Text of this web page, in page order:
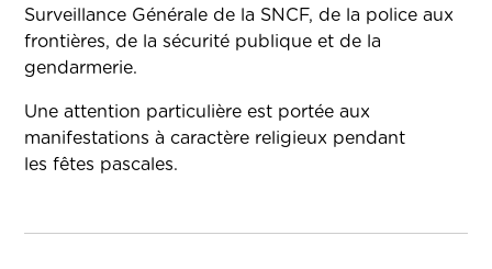
Surveillance Générale de la SNCF, de la police aux
frontières, de la sécurité publique et de la
gendarmerie.
Une attention particulière est portée aux
manifestations à caractère religieux pendant
les fêtes pascales.